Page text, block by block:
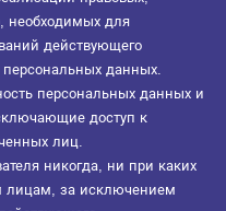
необходимых для
действующего
персональных данных.
персональных данных и
доступ к
лиц.
никогда, ни при каких
лицам, за исключением